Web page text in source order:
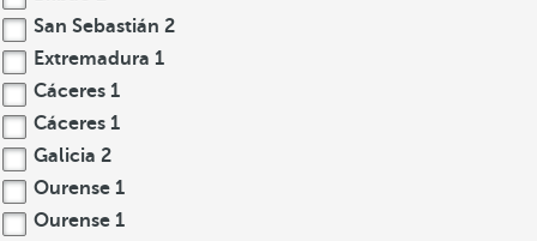
San Sebastián 2
Extremadura 1
Cáceres 1
Cáceres 1
Galicia 2
Ourense 1
Ourense 1